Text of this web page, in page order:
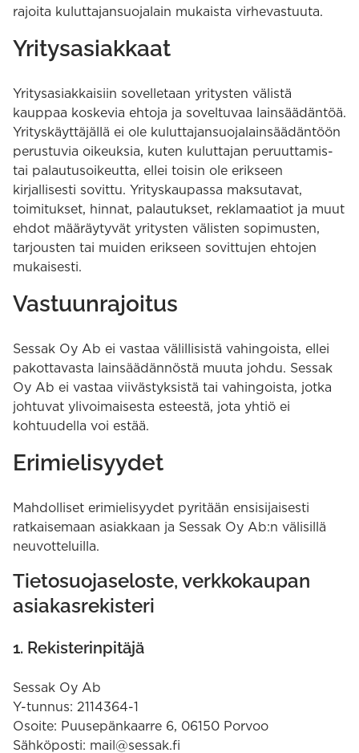
rajoita kuluttajansuojalain mukaista virhevastuuta.
Yritysasiakkaat
Yritysasiakkaisiin sovelletaan yritysten välistä
kauppaa koskevia ehtoja ja soveltuvaa lainsäädäntöä.
Yrityskäyttäjällä ei ole kuluttajansuojalainsäädäntöön
perustuvia oikeuksia, kuten kuluttajan peruuttamis-
tai palautusoikeutta, ellei toisin ole erikseen
kirjallisesti sovittu. Yrityskaupassa maksutavat,
toimitukset, hinnat, palautukset, reklamaatiot ja muut
ehdot määräytyvät yritysten välisten sopimusten,
tarjousten tai muiden erikseen sovittujen ehtojen
mukaisesti.
Vastuunrajoitus
Sessak Oy Ab ei vastaa välillisistä vahingoista, ellei
pakottavasta lainsäädännöstä muuta johdu. Sessak
Oy Ab ei vastaa viivästyksistä tai vahingoista, jotka
johtuvat ylivoimaisesta esteestä, jota yhtiö ei
kohtuudella voi estää.
Erimielisyydet
Mahdolliset erimielisyydet pyritään ensisijaisesti
ratkaisemaan asiakkaan ja Sessak Oy Ab:n välisillä
neuvotteluilla.
Tietosuojaseloste, verkkokaupan
asiakasrekisteri
1. Rekisterinpitäjä
Sessak Oy Ab
Y-tunnus: 2114364-1
Osoite: Puusepänkaarre 6, 06150 Porvoo
Sähköposti: mail@sessak.fi